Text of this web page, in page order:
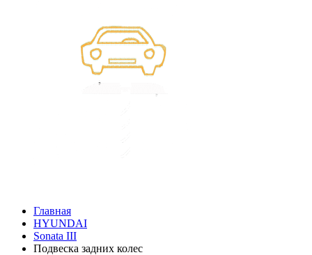
Главная
HYUNDAI
Sonata III
Подвеска задних колес